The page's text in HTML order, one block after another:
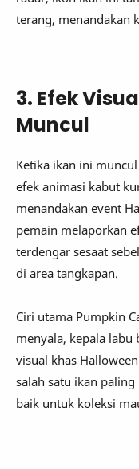
terang, menandakan
3. Efek
Muncul
Ketika ikan ini
efek animasi kabut
menandakan event
pemain melaporkan
terdengar sesaat
di area tangkapan.
Ciri utama Pumpkin
menyala, kepala
visual khas
salah satu ikan
baik untuk koleksi